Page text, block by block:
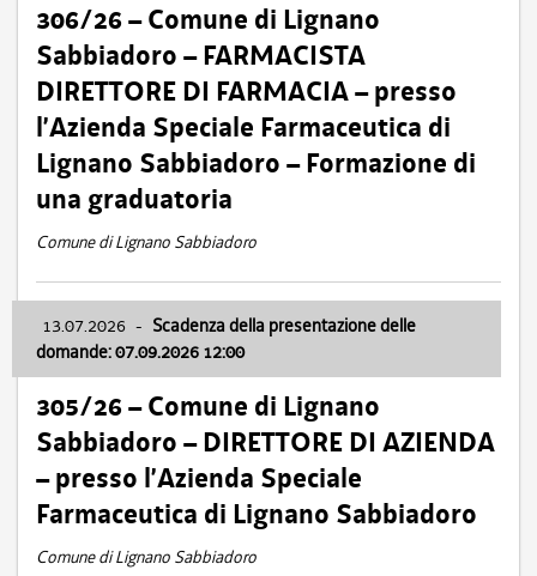
306/26 – Comune di Lignano
Sabbiadoro – FARMACISTA
DIRETTORE DI FARMACIA – presso
l’Azienda Speciale Farmaceutica di
Lignano Sabbiadoro – Formazione di
una graduatoria
Comune di Lignano Sabbiadoro
13.07.2026 - Scadenza della presentazione delle
domande: 07.09.2026 12:00
305/26 – Comune di Lignano
Sabbiadoro – DIRETTORE DI AZIENDA
– presso l’Azienda Speciale
Farmaceutica di Lignano Sabbiadoro
Comune di Lignano Sabbiadoro